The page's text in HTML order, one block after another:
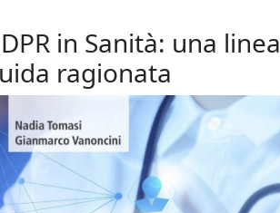
in Sanità: una linea
ragionata